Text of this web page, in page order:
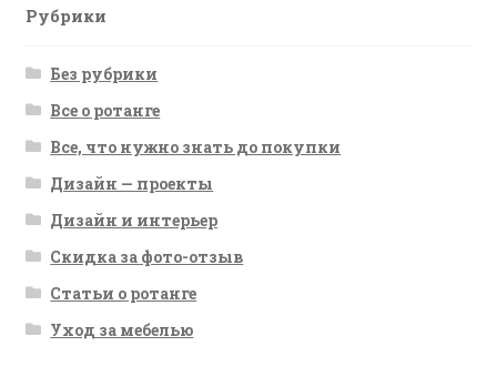
Рубрики
Без рубрики
Все о ротанге
Все, что нужно знать до покупки
Дизайн — проекты
Дизайн и интерьер
Скидка за фото-отзыв
Статьи о ротанге
Уход за мебелью